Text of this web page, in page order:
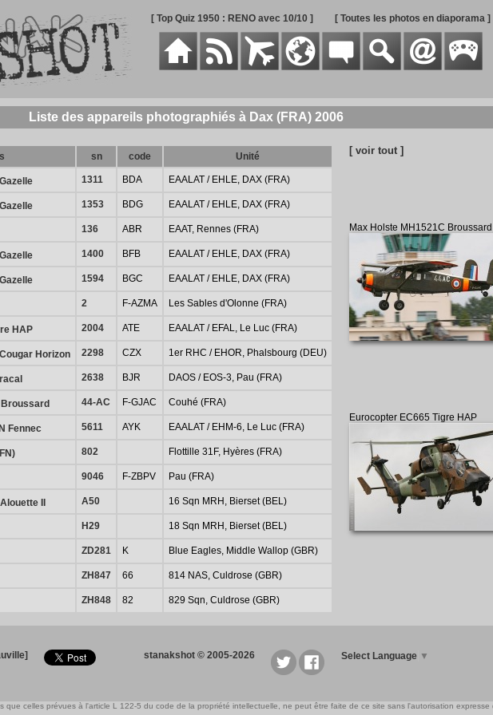
[ Top Quiz 1950 : RENO avec 10/10 ] [ Toutes les photos en diaporama ]
Liste des appareils photographiés à Dax (FRA) 2006
sn code Unité
1311 BDA EAALAT / EHLE, DAX (FRA)
1353 BDG EAALAT / EHLE, DAX (FRA)
136 ABR EAAT, Rennes (FRA)
1400 BFB EAALAT / EHLE, DAX (FRA)
1594 BGC EAALAT / EHLE, DAX (FRA)
2 F-AZMA Les Sables d'Olonne (FRA)
HAP 2004 ATE EAALAT / EFAL, Le Luc (FRA)
Horizon 2298 CZX 1er RHC / EHOR, Phalsbourg (DEU)
2638 BJR DAOS / EOS-3, Pau (FRA)
44-AC F-GJAC Couhé (FRA)
Fennec 5611 AYK EAALAT / EHM-6, Le Luc (FRA)
802 Flottille 31F, Hyères (FRA)
9046 F-ZBPV Pau (FRA)
II A50 16 Sqn MRH, Bierset (BEL)
H29 18 Sqn MRH, Bierset (BEL)
ZD281 K Blue Eagles, Middle Wallop (GBR)
ZH847 66 814 NAS, Culdrose (GBR)
ZH848 82 829 Sqn, Culdrose (GBR)
[ voir tout ]
Max Holste MH1521C Broussard
Eurocopter EC665 Tigre HAP
stanakshot © 2005-2026 Select Language ▼
que celles prévues à l'article L 122-5 du code de la propriété intellectuelle, ne peut être faite de ce site sans l'autorisation expresse